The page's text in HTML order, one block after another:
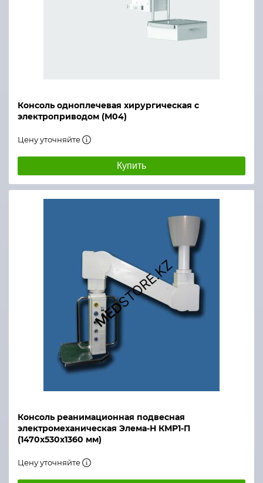
Консоль одноплечевая хирургическая с
электроприводом (М04)
Цену уточняйте
Купить
Консоль реанимационная подвесная
электромеханическая Элема-Н КМР1-П
(1470х530х1360 мм)
Цену уточняйте